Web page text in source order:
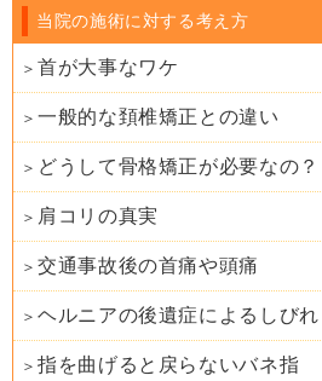
当院の施術に対する考え方
首が大事なワケ
一般的な頚椎矯正との違い
どうして骨格矯正が必要なの？
肩コリの真実
交通事故後の首痛や頭痛
ヘルニアの後遺症によるしびれ
指を曲げると戻らないバネ指